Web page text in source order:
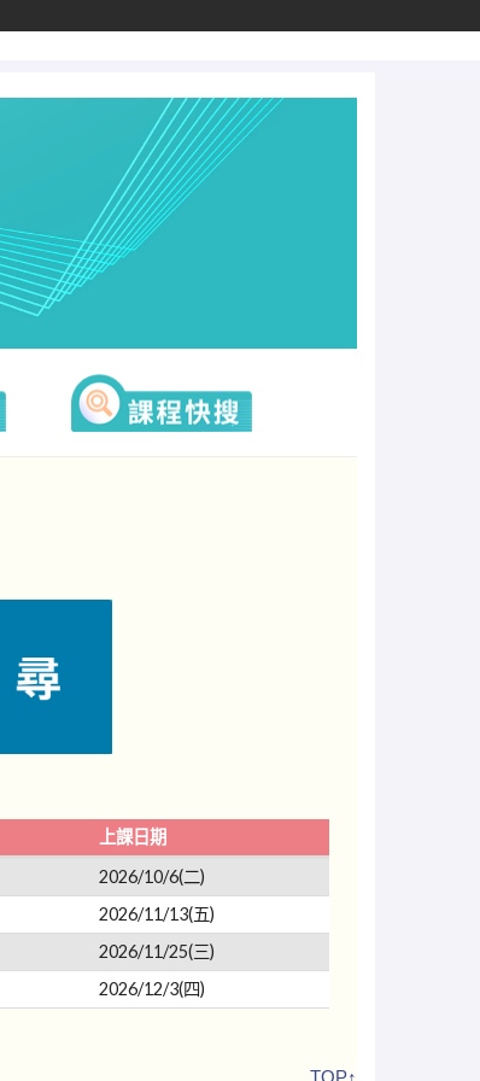
上課日期
2026/10/6(二)
2026/11/13(五)
2026/11/25(三)
2026/12/3(四)
TOP↑